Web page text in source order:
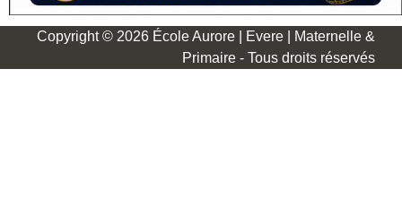
Copyright © 2026 École Aurore | Evere | Maternelle &
Primaire - Tous droits réservés